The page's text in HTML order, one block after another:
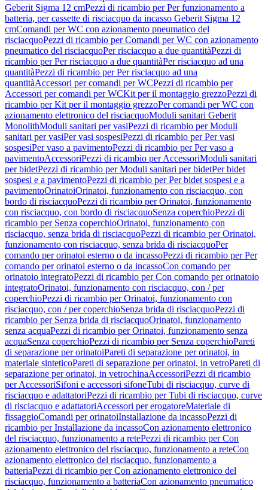
Geberit Sigma 12 cmPezzi di ricambio per Per funzionamento a
batteria, per cassette di risciacquo da incasso Geberit Sigma 12
cmComandi per WC con azionamento pneumatico del
risciacquoPezzi di ricambio per Comandi per WC con azionamento
pneumatico del risciacquoPer risciacquo a due quantitàPezzi di
ricambio per Per risciacquo a due quantitàPer risciacquo ad una
quantitàPezzi di ricambio per Per risciacquo ad una
quantitàAccessori per comandi per WCPezzi di ricambio per
Accessori per comandi per WCKit per il montaggio grezzoPezzi di
ricambio per Kit per il montaggio grezzoPer comandi per WC con
azionamento elettronico del risciacquoModuli sanitari Geberit
MonolithModuli sanitari per vasiPezzi di ricambio per Moduli
sanitari per vasiPer vasi sospesiPezzi di ricambio per Per vasi
sospesiPer vaso a pavimentoPezzi di ricambio per Per vaso a
pavimentoAccessoriPezzi di ricambio per AccessoriModuli sanitari
per bidetPezzi di ricambio per Moduli sanitari per bidetPer bidet
sospesi e a pavimentoPezzi di ricambio per Per bidet sospesi e a
pavimentoOrinatoiOrinatoi, funzionamento con risciacquo, con
bordo di risciacquoPezzi di ricambio per Orinatoi, funzionamento
con risciacquo, con bordo di risciacquoSenza coperchioPezzi di
ricambio per Senza coperchioOrinatoi, funzionamento con
risciacquo, senza brida di risciacquoPezzi di ricambio per Orinatoi,
funzionamento con risciacquo, senza brida di risciacquoPer
comando per orinatoi esterno o da incassoPezzi di ricambio per Per
comando per orinatoi esterno o da incassoCon comando per
orinatoio integratoPezzi di ricambio per Con comando per orinatoio
integratoOrinatoi, funzionamento con risciacquo, con / per
coperchioPezzi di ricambio per Orinatoi, funzionamento con
risciacquo, con / per coperchioSenza brida di risciacquoPezzi di
ricambio per Senza brida di risciacquoOrinatoi, funzionamento
senza acquaPezzi di ricambio per Orinatoi, funzionamento senza
acquaSenza coperchioPezzi di ricambio per Senza coperchioPareti
di separazione per orinatoiPareti di separazione per orinatoi, in
materiale sinteticoPareti di separazione per orinatoi, in vetroPareti di
separazione per orinatoi, in vetrochinaAccessoriPezzi di ricambio
per AccessoriSifoni e accessori sifoneTubi di risciacquo, curve di
risciacquo e adattatoriPezzi di ricambio per Tubi di risciacquo, curve
di risciacquo e adattatoriAccessori per erogatoreMateriale di
fissaggioComandi per orinatoiInstallazione da incassoPezzi di
ricambio per Installazione da incassoCon azionamento elettronico
del risciacquo, funzionamento a retePezzi di ricambio per Con
azionamento elettronico del risciacquo, funzionamento a reteCon
azionamento elettronico del risciacquo, funzionamento a
batteriaPezzi di ricambio per Con azionamento elettronico del
risciacquo, funzionamento a batteriaCon azionamento pneumatico